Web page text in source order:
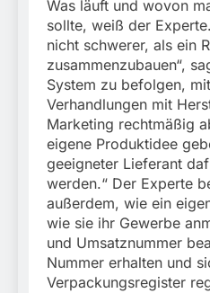
Was läuft und wovon
sollte, weiß der
nicht schwerer, als ein
zusammenzubauen“,
System zu befolgen,
Verhandlungen mit
Marketing rechtmäßig
eigene Produktidee
geeigneter Lieferant
werden.“ Der Experte
außerdem, wie ein
wie sie ihr Gewerbe
und Umsatznummer
Nummer erhalten und
Verpackungsregister